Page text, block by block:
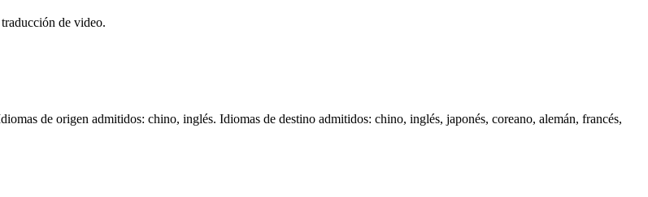
traducción de video.
de origen admitidos: chino, inglés. Idiomas de destino admitidos: chino, inglés, japonés, coreano, alemán, francés,